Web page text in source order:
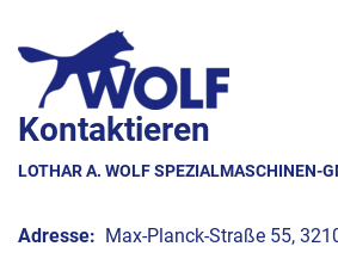
Kontaktieren
LOTHAR A. WOLF SPEZIALMASCHINEN-
Adresse: Max-Planck-Straße 55,